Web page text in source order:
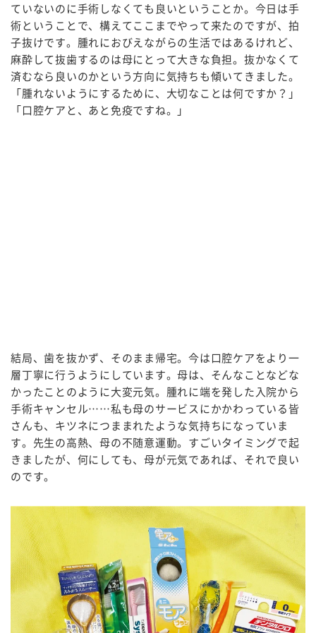
ていないのに手術しなくても良いということか。今日は手
術ということで、構えてここまでやって来たのですが、拍
子抜けです。腫れにおびえながらの生活ではあるけれど、
麻酔して抜歯するのは母にとって大きな負担。抜かなくて
済むなら良いのかという方向に気持ちも傾いてきました。
「腫れないようにするために、大切なことは何ですか？」
「口腔ケアと、あと免疫ですね。」
結局、歯を抜かず、そのまま帰宅。今は口腔ケアをより一
層丁寧に行うようにしています。母は、そんなことなどな
かったことのように大変元気。腫れに端を発した入院から
手術キャンセル……私も母のサービスにかかわっている皆
さんも、キツネにつままれたような気持ちになっていま
す。先生の高熱、母の不随意運動。すごいタイミングで起
きましたが、何にしても、母が元気であれば、それで良い
のです。